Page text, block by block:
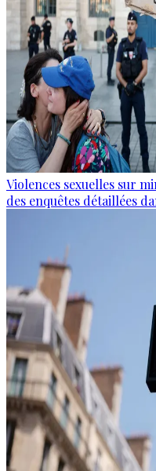
Violences sexuelles sur
des enquêtes détaillées